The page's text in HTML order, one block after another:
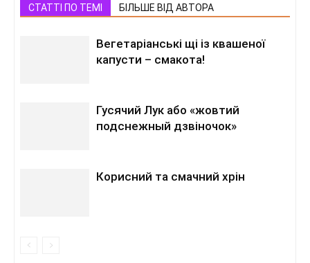
СТАТТІ ПО ТЕМІ БІЛЬШЕ ВІД АВТОРА
Вегетаріанські щі із квашеної
капусти – смакота!
Гусячий Лук або «жовтий
подснежный дзвіночок»
Корисний та смачний хрін